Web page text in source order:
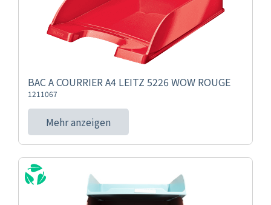
BAC A COURRIER A4 LEITZ 5226 WOW ROUGE
1211067
Mehr anzeigen